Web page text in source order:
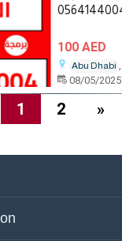
100 AED
Abu Dhabi
08/05/2025
1 2 »